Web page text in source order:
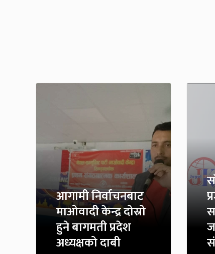
आगामी निर्वाचनबाट
माओवादी केन्द्र दोस्रो
हुने बागमती प्रदेश
अध्यक्षको दाबी